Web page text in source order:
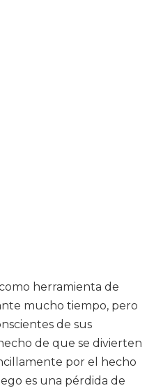
herramienta de
mucho tiempo, pero
de sus
de que se divierten
por el hecho
es una pérdida de